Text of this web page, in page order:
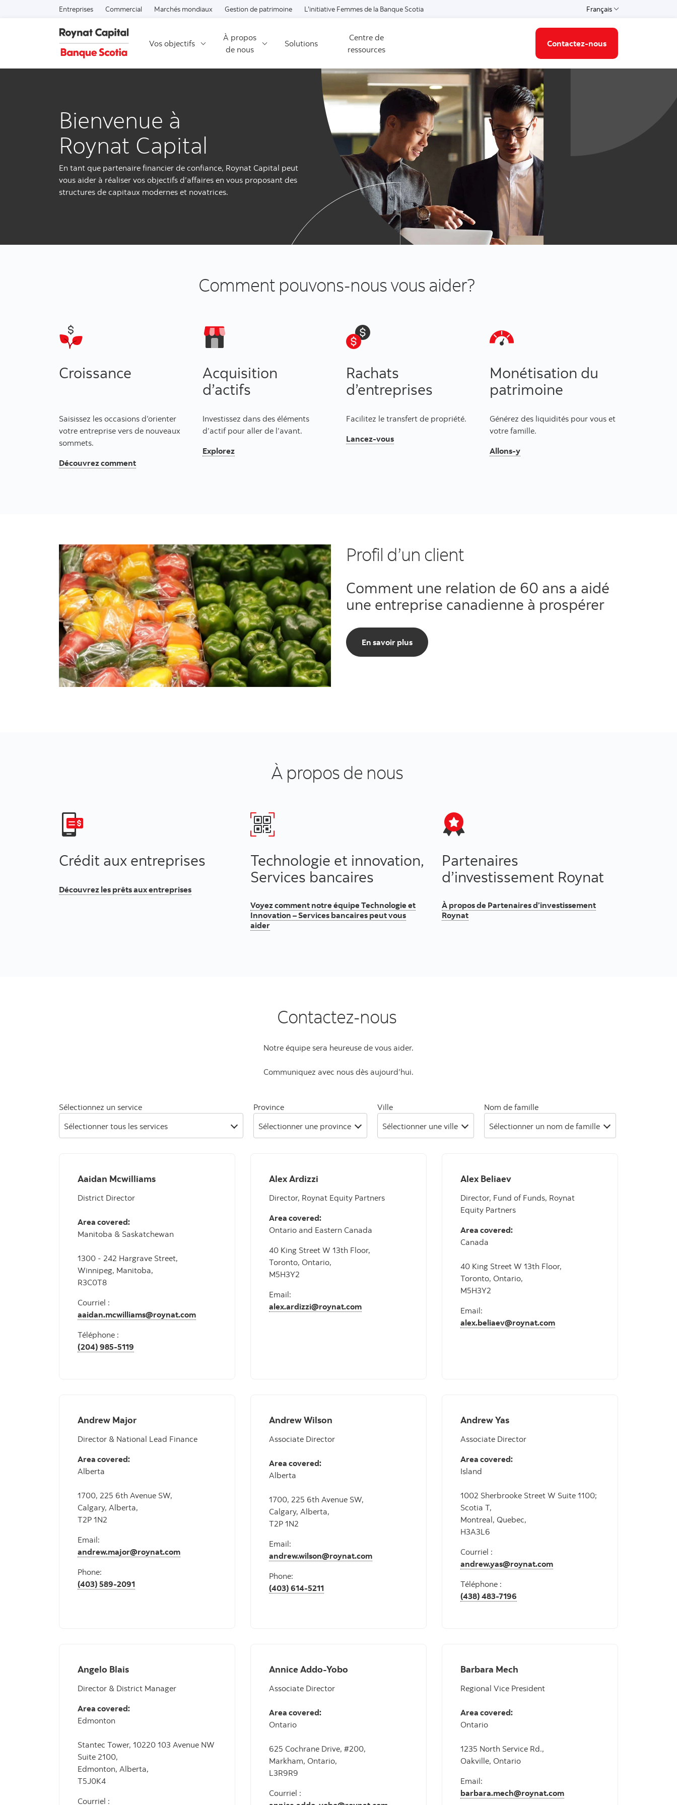
Passer au contenu
Entreprises Commercial Marchés mondiaux Gestion de patrimoine L’initiative Femmes de la Banque Scotia Français
Select a language
Vos objectifs
À propos
de nous
Solutions
Centre de
ressources
Contactez-nous
Bienvenue à
Roynat Capital
En tant que partenaire financier de confiance, Roynat Capital peut
vous aider à réaliser vos objectifs d’affaires en vous proposant des
structures de capitaux modernes et novatrices.
Comment pouvons-nous vous aider?
Croissance
Saisissez les occasions d’orienter
votre entreprise vers de nouveaux
sommets.
Découvrez comment
Acquisition
d’actifs
Investissez dans des éléments
d’actif pour aller de l’avant.
Explorez
Rachats
d’entreprises
Facilitez le transfert de propriété.
Lancez-vous
Monétisation du
patrimoine
Générez des liquidités pour vous et
votre famille.
Allons-y
Profil d’un client
Comment une relation de 60 ans a aidé
une entreprise canadienne à prospérer
En savoir plus
À propos de nous
Crédit aux entreprises
Découvrez les prêts aux entreprises
Technologie et innovation,
Services bancaires
Voyez comment notre équipe Technologie et
Innovation – Services bancaires peut vous
aider
Partenaires
d’investissement Roynat
À propos de Partenaires d’investissement
Roynat
Contactez-nous
Notre équipe sera heureuse de vous aider.
Communiquez avec nous dès aujourd’hui.
Sélectionnez un service
Sélectionner tous les services
Province
Sélectionner une province
Ville
Sélectionner une ville
Nom de famille
Sélectionner un nom de famille
Aaidan Mcwilliams
District Director
Area covered:
Manitoba & Saskatchewan
1300 - 242 Hargrave Street,
Winnipeg, Manitoba,
R3C0T8
Courriel :
aaidan.mcwilliams@roynat.com
Téléphone :
(204) 985-5119
Alex Ardizzi
Director, Roynat Equity Partners
Area covered:
Ontario and Eastern Canada
40 King Street W 13th Floor,
Toronto, Ontario,
M5H3Y2
Email:
alex.ardizzi@roynat.com
Alex Beliaev
Director, Fund of Funds, Roynat
Equity Partners
Area covered:
Canada
40 King Street W 13th Floor,
Toronto, Ontario,
M5H3Y2
Email:
alex.beliaev@roynat.com
Andrew Major
Director & National Lead Finance
Area covered:
Alberta
1700, 225 6th Avenue SW,
Calgary, Alberta,
T2P 1N2
Email:
andrew.major@roynat.com
Phone:
(403) 589-2091
Andrew Wilson
Associate Director
Area covered:
Alberta
1700, 225 6th Avenue SW,
Calgary, Alberta,
T2P 1N2
Email:
andrew.wilson@roynat.com
Phone:
(403) 614-5211
Andrew Yas
Associate Director
Area covered:
Island
1002 Sherbrooke Street W Suite 1100;
Scotia T,
Montreal, Quebec,
H3A3L6
Courriel :
andrew.yas@roynat.com
Téléphone :
(438) 483-7196
Angelo Blais
Director & District Manager
Area covered:
Edmonton
Stantec Tower, 10220 103 Avenue NW
Suite 2100,
Edmonton, Alberta,
T5J0K4
Courriel :
Annice Addo-Yobo
Associate Director
Area covered:
Ontario
625 Cochrane Drive, #200,
Markham, Ontario,
L3R9R9
Courriel :
Barbara Mech
Regional Vice President
Area covered:
Ontario
1235 North Service Rd.,
Oakville, Ontario
Email:
barbara.mech@roynat.com